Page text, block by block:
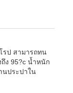
รป สามารถทน
ง 95?c น้ำหนัก
นประปาใน